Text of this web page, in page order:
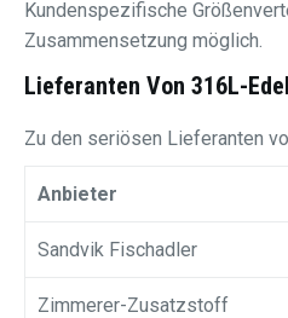
Kundenspezifische
Zusammensetzung möglich.
Lieferanten Von 316L-
Zu den seriösen Lieferanten
Anbieter
Sandvik Fischadler
Zimmerer-Zusatzstoff